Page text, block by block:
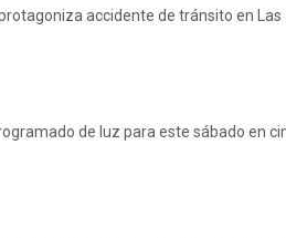
accidente de tránsito en Las
de luz para este sábado en